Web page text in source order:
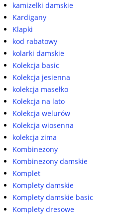
kamizelki damskie
Kardigany
Klapki
kod rabatowy
kolarki damskie
Kolekcja basic
Kolekcja jesienna
kolekcja masełko
Kolekcja na lato
Kolekcja welurów
Kolekcja wiosenna
kolekcja zima
Kombinezony
Kombinezony damskie
Komplet
Komplety damskie
Komplety damskie basic
Komplety dresowe